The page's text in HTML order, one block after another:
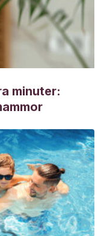
minuter: